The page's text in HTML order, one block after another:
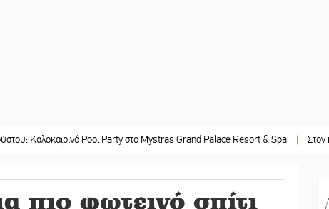
Pool Party στο Mystras Grand Palace Resort & Spa || Στον
πιο φωτεινό σπίτι